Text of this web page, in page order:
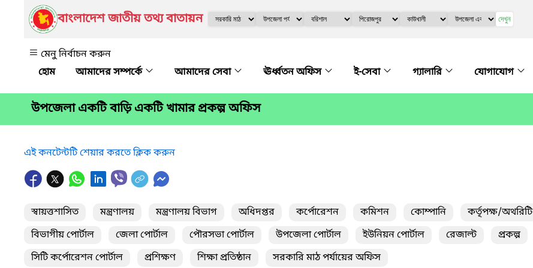
বাংলাদেশ জাতীয় তথ্য বাতায়ন দেখুন
মেনু নির্বাচন করুন
আমাদের সম্পর্কে
আমাদের সেবা ঊর্ধ্বতন অফিস ই-সেবা গ্যালারি যোগাযোগ
উপজেলা একটি বাড়ি একটি খামার প্রকল্প অফিস
এই কনটেন্টটি শেয়ার করতে ক্লিক করুন
স্বায়ত্তশাসিত মন্ত্রণালয় মন্ত্রণালয় বিভাগ অধিদপ্তর কর্পোরেশন কমিশন কোম্পানি কর্তৃপক্ষ/অথরিটি
বিভাগীয় পোর্টাল
জেলা পোর্টাল পৌরসভা পোর্টাল উপজেলা পোর্টাল ইউনিয়ন পোর্টাল রেজাল্ট প্রকল্প
সিটি কর্পোরেশন পোর্টাল
প্রশিক্ষণ শিক্ষা প্রতিষ্ঠান সরকারি মাঠ পর্যায়ের অফিস